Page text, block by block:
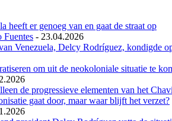
heeft er genoeg van en gaat de straat op
Fuentes - 23.04.2026
Venezuela, Delcy Rodríguez, kondigde
om uit de neokoloniale situatie te
de progressieve elementen van het
gaat door, maar waar blijft het verzet?